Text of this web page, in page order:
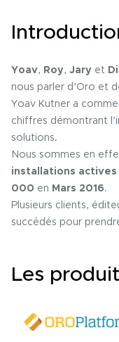
Yoav, Roy, Jary et
nous parler d’Oro et
Yoav Kutner a
chiffres démontrant
solutions.
Nous sommes en
installations actives
000 en Mars 2016.
Plusieurs clients,
succédés pour
Les